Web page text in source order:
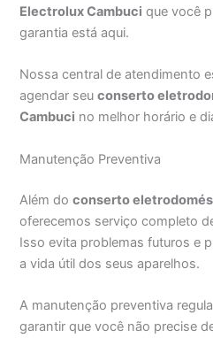
Electrolux Cambuci que você
garantia está aqui.
Nossa central de atendimento
agendar seuconserto
Cambuci no melhor horário e
Manutenção Preventiva
Além doconserto
oferecemos serviço completo
Isso evita problemas futuros e
a vida útil dos seus aparelhos.
A manutenção preventiva
garantir que você não precise